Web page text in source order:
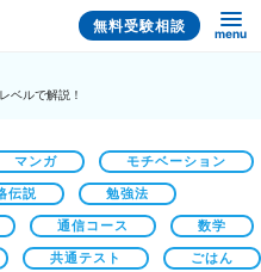
無料受験相談 menu
ベルで解説！
マンガ モチベーション
伝説 勉強法
通信コース 数学
共通テスト ごはん